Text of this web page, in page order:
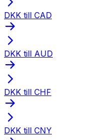
DKK till CAD
DKK till AUD
DKK till CHF
DKK till CNY